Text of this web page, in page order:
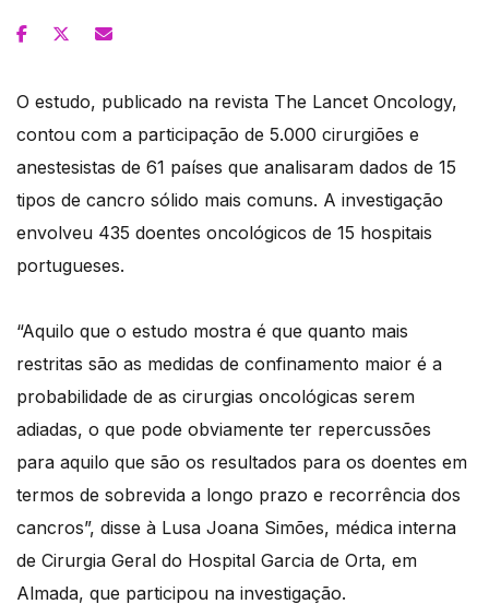
O estudo, publicado na revista The Lancet Oncology,
contou com a participação de 5.000 cirurgiões e
anestesistas de 61 países que analisaram dados de 15
tipos de cancro sólido mais comuns. A investigação
envolveu 435 doentes oncológicos de 15 hospitais
portugueses.
“Aquilo que o estudo mostra é que quanto mais
restritas são as medidas de confinamento maior é a
probabilidade de as cirurgias oncológicas serem
adiadas, o que pode obviamente ter repercussões
para aquilo que são os resultados para os doentes em
termos de sobrevida a longo prazo e recorrência dos
cancros”, disse à Lusa Joana Simões, médica interna
de Cirurgia Geral do Hospital Garcia de Orta, em
Almada, que participou na investigação.